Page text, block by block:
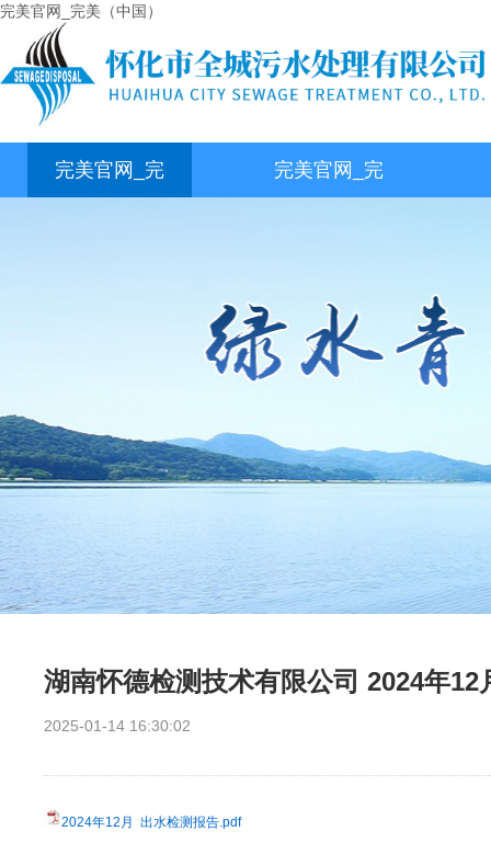
完美官网_完美（中国）
完美官网_完 完美官网_完
湖南怀德检测技术有限公司 2024年12
2025-01-14 16:30:02
2024年12月 出水检测报告.pdf